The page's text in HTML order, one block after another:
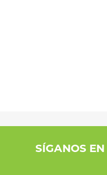
SÍGANOS EN